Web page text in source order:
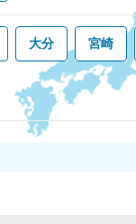
大分 宮崎